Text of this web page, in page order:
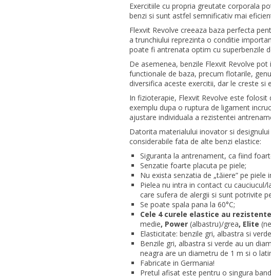
Exercitiile cu propria greutate corporala
benzi si sunt astfel semnificativ mai
Flexvit Revolve creeaza baza perfecta
a trunchiului reprezinta o conditie
poate fi antrenata optim cu superbenzile
De asemenea, benzile Flexvit Revolve
functionale de baza, precum flotarile,
diversifica aceste exercitii, dar le creste si
In fizioterapie, Flexvit Revolve este
exemplu dupa o ruptura de ligament
ajustare individuala a rezistentei
Datorita materialului inovator si
considerabile fata de alte benzi elastice:
Siguranta la antrenament, ca fiind
Senzatie foarte placuta pe piele;
Nu exista senzatia de „tăiere” pe piele
Pielea nu intra in contact cu
care sufera de alergii si sunt potrivite
Se poate spala pana la 60°C;
Cele 4 curele elastice au
medie, Power(albastru)/grea, Elite
Elasticitate: benzile gri, albastra si
Benzile gri, albastra si verde au un
neagra are un diametru de 1 m si o
Fabricate in Germania!
Pretul afisat este pentru o singura